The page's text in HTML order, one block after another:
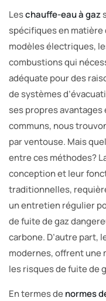
Leschauffe-eau à gaz
spécifiques en matière
modèles électriques,
combustions qui
adéquate pour des
de systèmes
ses propres
communs, nous
par ventouse. Mais
entre ces méthodes?
conception et leur
traditionnelles,
un entretien régulier
de fuite de gaz
carbone. D’autre part,
modernes, offrent
les risques de fuite de
En termes denormes